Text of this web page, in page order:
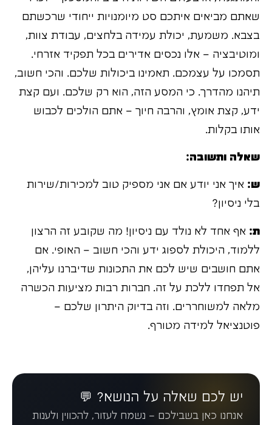
שאתם מביאים איתכם סט מיומנויות ייחודי שרכשתם
בצבא. משמעת, יכולת עמידה בלחצים, עבודת צוות,
ומוטיבציה – אלו נכסים אדירים בכל תפקיד אזרחי.
תסמכו על עצמכם. תאמינו ביכולות שלכם. והכי חשוב,
תיהנו מהדרך. כי המסע הזה, הוא רק שלכם. ועם קצת
ידע, קצת אומץ, והרבה חיוך – אתם הולכים לכבוש
אותו בקלות.
שאלה ותשובה:
ש: איך אני יודע אם אני מספיק טוב למכירות/שירות
בלי ניסיון?
ת: אף אחד לא נולד עם ניסיון! מה שקובע זה הרצון
ללמוד, היכולת לספוג ידע והכי חשוב – האופי. אם
אתם חושבים שיש לכם את התכונות שדיברנו עליהן,
אל תפחדו ללכת על זה. חברות רבות מציעות הכשרה
מלאה למשוחררים. וזה בדיוק היתרון שלכם –
פוטנציאל למידה מטורף.
יש לכם שאלה על הנושא? 💬
אנחנו כאן בשבילכם – נשמח לעזור, להכווין ולענות